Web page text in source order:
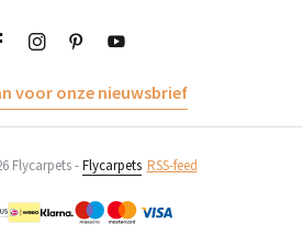
voor onze nieuwsbrief
Flycarpets -Flycarpets RSS-feed